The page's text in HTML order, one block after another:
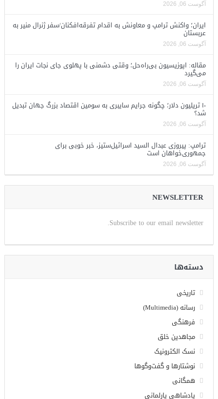
آگوست 06, 2026
ایران؛ واکنش ترامپ و معاونش به اقدام تفرقه‌افکنان/سفر ژنرال منیر به
عربستان
آگوست 06, 2026
مقاله: اپوزیسیون بی‌راه‌حل؛ وقتی دشمنی با پهلوی جای نجات ایران را
می‌گیرد
آگوست 06, 2026
۱۰ تریلیون دلار؛ چگونه جرایم سایبری به سومین اقتصاد بزرگ جهان تبدیل
شد؟
آگوست 06, 2026
ترامپ: پیروزی عبدال السید اسرائیل‌ستیز، خبر خوبی برای
جمهوری‌خواهان است
آگوست 06, 2026
NEWSLETTER
Subscribe to our email newsletter.
دسته‌ها
تاریخی
رسانه (Multimedia)
فرهنگی
مجاهدین خلق
نسک الکترونیک
نوشتارها و گفت‌وگوها
همگانی
پادشاهی پارلمانی